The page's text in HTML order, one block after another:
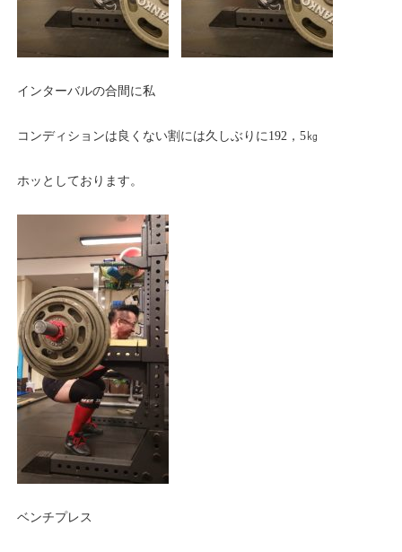
インターバルの合間に私
コンディションは良くない割には久しぶりに192，5㎏
ホッとしております。
ベンチプレス